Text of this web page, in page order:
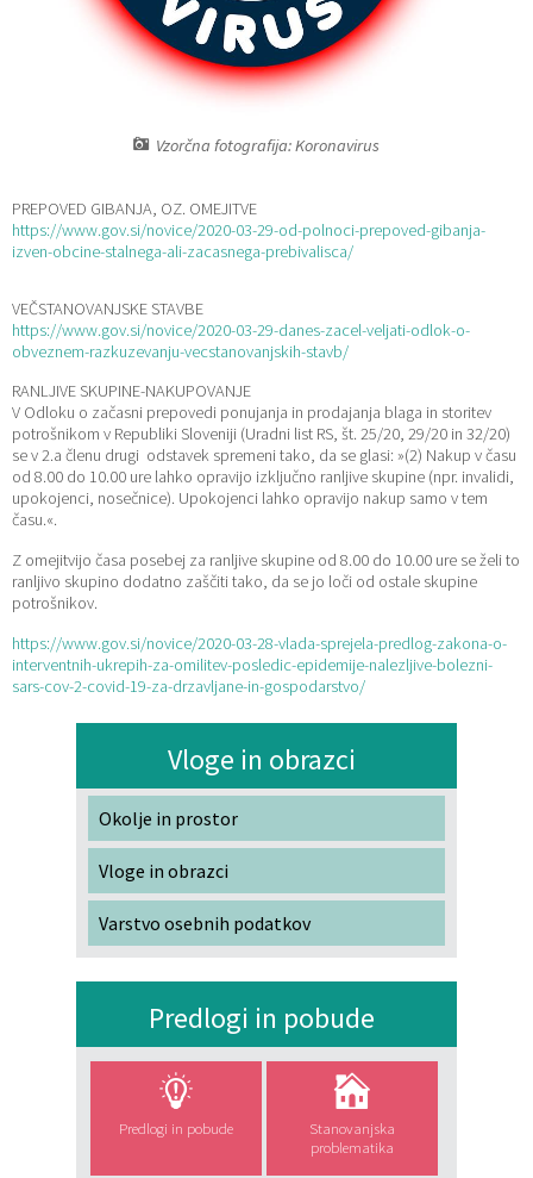
Vzorčna fotografija: Koronavirus
PREPOVED GIBANJA, OZ. OMEJITVE
https://www.gov.si/novice/2020-03-29-od-polnoci-prepoved-gibanja-
izven-obcine-stalnega-ali-zacasnega-prebivalisca/
VEČSTANOVANJSKE STAVBE
https://www.gov.si/novice/2020-03-29-danes-zacel-veljati-odlok-o-
obveznem-razkuzevanju-vecstanovanjskih-stavb/
RANLJIVE SKUPINE-NAKUPOVANJE
V Odloku o začasni prepovedi ponujanja in prodajanja blaga in storitev
potrošnikom v Republiki Sloveniji (Uradni list RS, št. 25/20, 29/20 in 32/20)
se v 2.a členu drugi odstavek spremeni tako, da se glasi: »(2) Nakup v času
od 8.00 do 10.00 ure lahko opravijo izključno ranljive skupine (npr. invalidi,
upokojenci, nosečnice). Upokojenci lahko opravijo nakup samo v tem
času.«.
Z omejitvijo časa posebej za ranljive skupine od 8.00 do 10.00 ure se želi to
ranljivo skupino dodatno zaščiti tako, da se jo loči od ostale skupine
potrošnikov.
https://www.gov.si/novice/2020-03-28-vlada-sprejela-predlog-zakona-o-
interventnih-ukrepih-za-omilitev-posledic-epidemije-nalezljive-bolezni-
sars-cov-2-covid-19-za-drzavljane-in-gospodarstvo/
Vloge in obrazci
Okolje in prostor
Vloge in obrazci
Varstvo osebnih podatkov
Predlogi in pobude
Predlogi in pobude
Stanovanjska
problematika
Katalog informacij javnega značaja
Lokalne volitve